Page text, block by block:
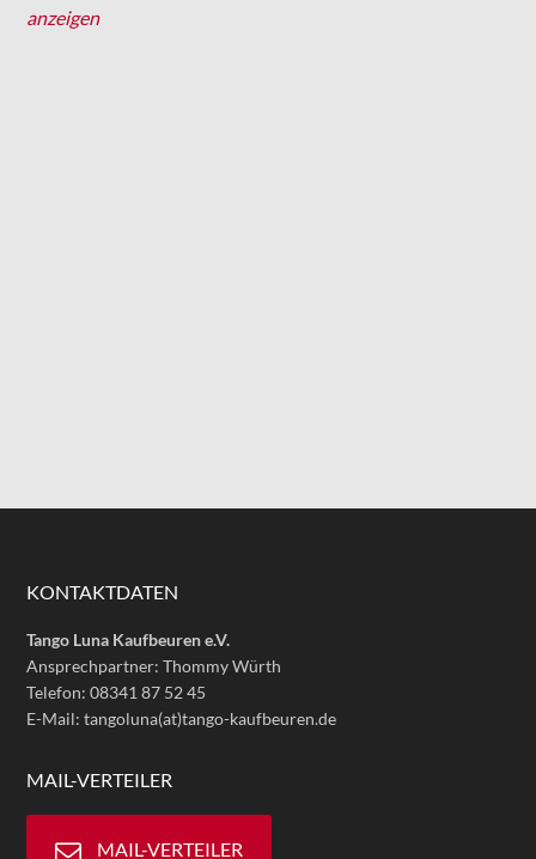
anzeigen
KONTAKTDATEN
Tango Luna Kaufbeuren e.V.
Ansprechpartner: Thommy Würth
Telefon: 08341 87 52 45
E-Mail: tangoluna(at)tango-kaufbeuren.de
MAIL-VERTEILER
MAIL-VERTEILER